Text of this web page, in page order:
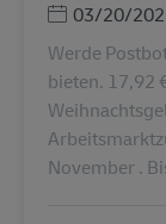
Дата03/20/
Werde
bieten. 17,92
November .